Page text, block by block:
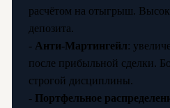
расчётом на отыгрыш.
депозита.
- Анти-Мартингейл:
после прибыльной сделки.
строгой дисциплины.
- Портфельное